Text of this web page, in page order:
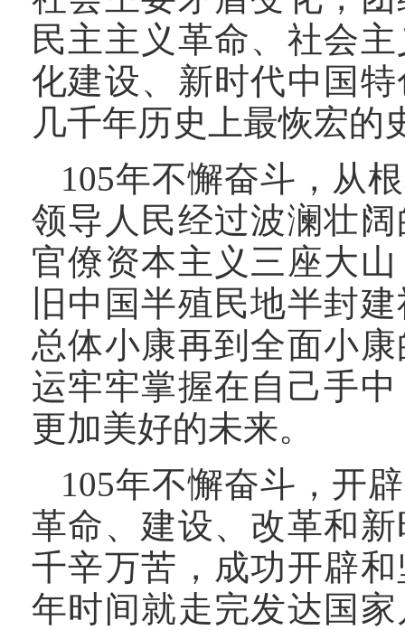
民主主义革命、社会
化建设、新时代中国
几千年历史上最恢宏的
105年不懈奋斗，从
领导人民经过波澜壮
官僚资本主义三座大
旧中国半殖民地半封
总体小康再到全面小
运牢牢掌握在自己手
更加美好的未来。
105年不懈奋斗，开
革命、建设、改革和
千辛万苦，成功开辟
年时间就走完发达国